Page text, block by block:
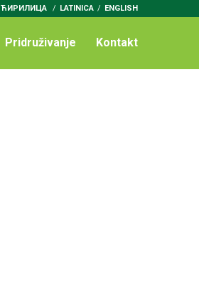
ЋИРИЛИЦА / LATINICA ENGLISH
Pridruživanje Kontakt